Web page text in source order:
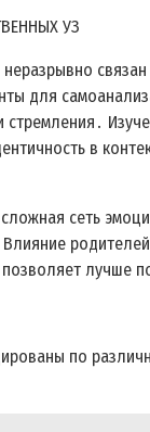
УЗ
для
в
сеть
лучше
по